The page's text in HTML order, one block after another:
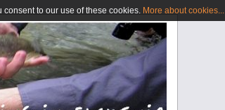
to our use of these cookies. More about cookies...